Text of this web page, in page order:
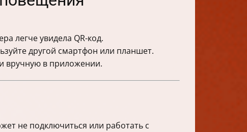
легче увидела QR-код.
другой смартфон или планшет.
вручную в приложении.
не подключиться или работать с